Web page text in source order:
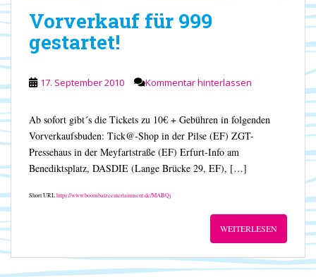
Vorverkauf für 999
gestartet!
17. September 2010 Kommentar hinterlassen
Ab sofort gibt´s die Tickets zu 10€ + Gebühren in folgenden
Vorverkaufsbuden: Tick@-Shop in der Pilse (EF) ZGT-
Pressehaus in der Meyfartstraße (EF) Erfurt-Info am
Benediktsplatz, DASDIE (Lange Brücke 29, EF), […]
Short URLhttps://www.boombatzeentertainment.de/MABQj
WEITERLESEN